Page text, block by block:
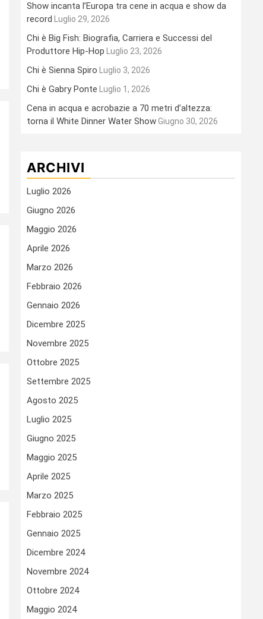
Show incanta l’Europa tra cene in acqua e show da
record
Luglio 29, 2026
Chi è Big Fish: Biografia, Carriera e Successi del
Produttore Hip-Hop
Luglio 23, 2026
Chi è Sienna Spiro Luglio 3, 2026
Chi è Gabry Ponte Luglio 1, 2026
Cena in acqua e acrobazie a 70 metri d’altezza:
torna il White Dinner Water ShowGiugno 30, 2026
ARCHIVI
Luglio 2026
Giugno 2026
Maggio 2026
Aprile 2026
Marzo 2026
Febbraio 2026
Gennaio 2026
Dicembre 2025
Novembre 2025
Ottobre 2025
Settembre 2025
Agosto 2025
Luglio 2025
Giugno 2025
Maggio 2025
Aprile 2025
Marzo 2025
Febbraio 2025
Gennaio 2025
Dicembre 2024
Novembre 2024
Ottobre 2024
Maggio 2024